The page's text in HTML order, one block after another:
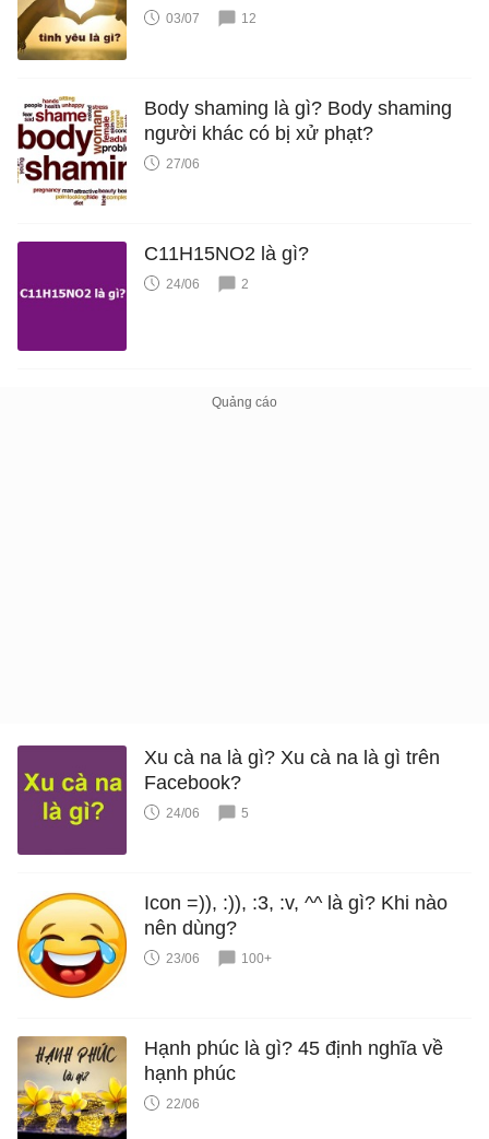
03/07 12
Body shaming là gì? Body shaming
người khác có bị xử phạt?
27/06
C11H15NO2 là gì?
24/06 2
Xu cà na là gì? Xu cà na là gì trên
Facebook?
24/06 5
Icon =)), :)), :3, :v, ^^ là gì? Khi nào
nên dùng?
23/06 100+
Hạnh phúc là gì? 45 định nghĩa về
hạnh phúc
22/06